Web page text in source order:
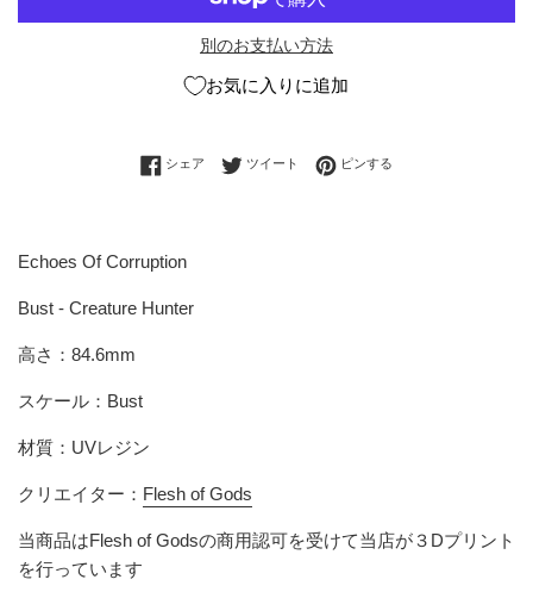
別のお支払い方法
お気に入りに追加
シェア Facebookでシェアする
ツイート Twitterに投稿する
ピンする
Echoes Of Corruption
Bust - Creature Hunter
高さ：84.6mm
スケール：Bust
材質：UVレジン
クリエイター： Flesh of Gods
当商品はFlesh of Godsの商用認可を受けて当店が３Dプリント
を行っています